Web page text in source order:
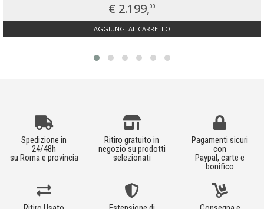
€ 2.199,00
AGGIUNGI AL CARRELLO
Spedizione in
24/48h
su Roma e provincia
Ritiro gratuito in
negozio su prodotti
selezionati
Pagamenti sicuri
con
Paypal, carte e
bonifico